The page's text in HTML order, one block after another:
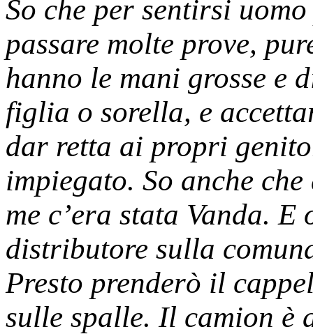
So che per sentirsi
passare molte prove,
hanno le mani grosse e
figlia o sorella, e
dar retta ai propri
impiegato. So anche
me c’era stata Vanda.
distributore sulla
Presto prenderò il
sulle spalle. Il camion è